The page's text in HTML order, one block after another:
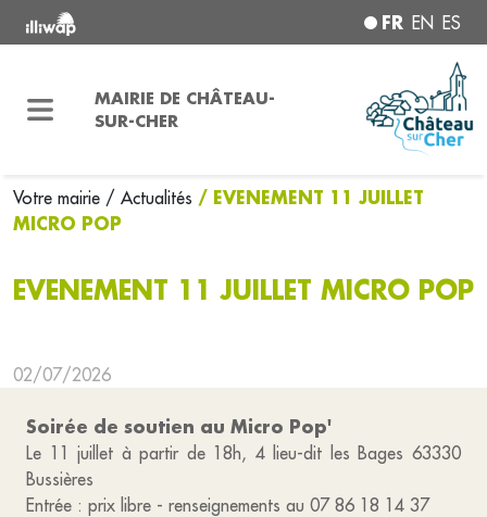
FR EN ES
MAIRIE DE CHÂTEAU-
SUR-CHER
Votre mairie / Actualités / EVENEMENT 11 JUILLET
MICRO POP
EVENEMENT 11 JUILLET MICRO POP
02/07/2026
Soirée de soutien au Micro Pop'
Le 11 juillet à partir de 18h, 4 lieu-dit les Bages 63330
Bussières
Entrée : prix libre - renseignements au 07 86 18 14 37